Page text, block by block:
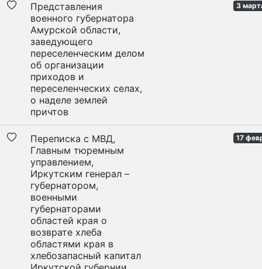
Представления
военного губернатора
Амурской области,
заведующего
переселенческим делом
об организации
приходов и
переселенческих селах,
о наделе землей
причтов
3
Переписка с МВД,
Главным тюремным
управлением,
Иркутским генерал –
губернатором,
военными
губернаторами
областей края о
возврате хлеба
областями края в
хлебозапасный капитал
17